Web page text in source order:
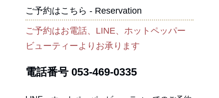
ご予約はこちら - Reservation
ご予約はお電話、LINE、ホットペッパー
ビューティーよりお承ります
電話番号 053-469-0335